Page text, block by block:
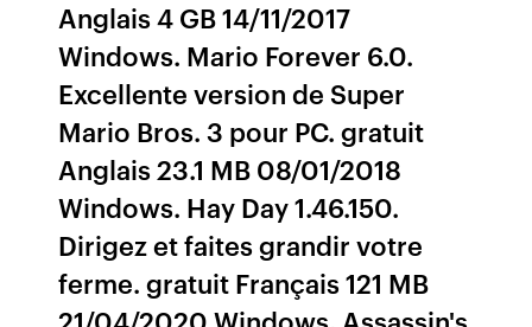
Anglais 4 GB 14/11/2017
Windows. Mario Forever 6.0.
Excellente version de Super
Mario Bros. 3 pour PC. gratuit
Anglais 23.1 MB 08/01/2018
Windows. Hay Day 1.46.150.
Dirigez et faites grandir votre
ferme. gratuit Français 121 MB